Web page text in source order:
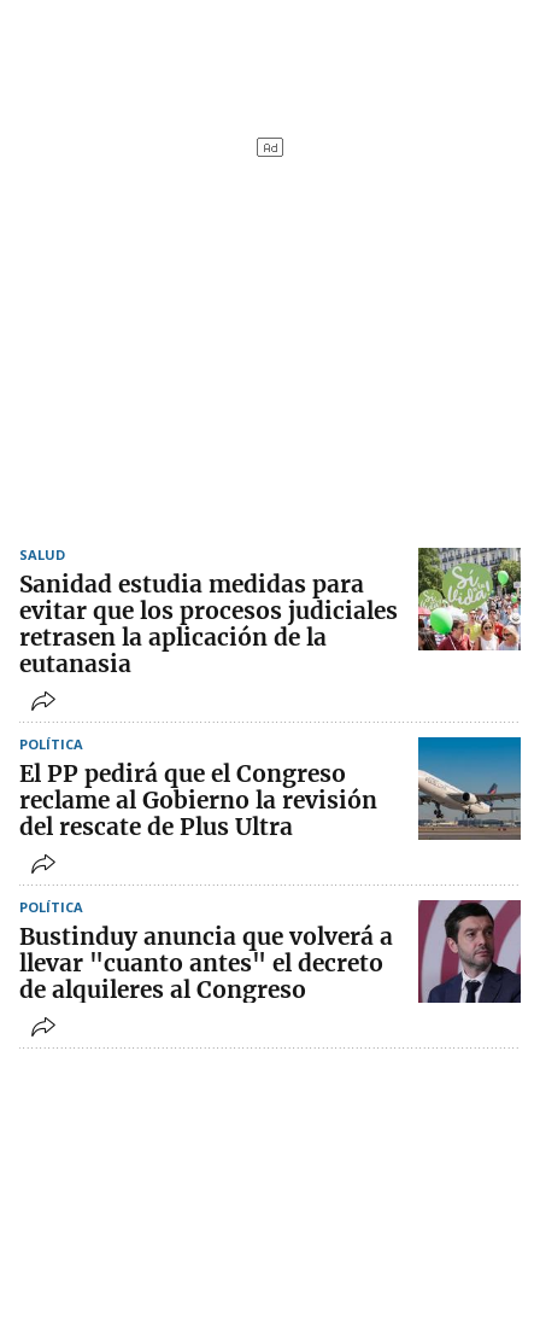
SALUD
Sanidad estudia medidas para
evitar que los procesos judiciales
retrasen la aplicación de la
eutanasia
POLÍTICA
El PP pedirá que el Congreso
reclame al Gobierno la revisión
del rescate de Plus Ultra
POLÍTICA
Bustinduy anuncia que volverá a
llevar "cuanto antes" el decreto
de alquileres al Congreso